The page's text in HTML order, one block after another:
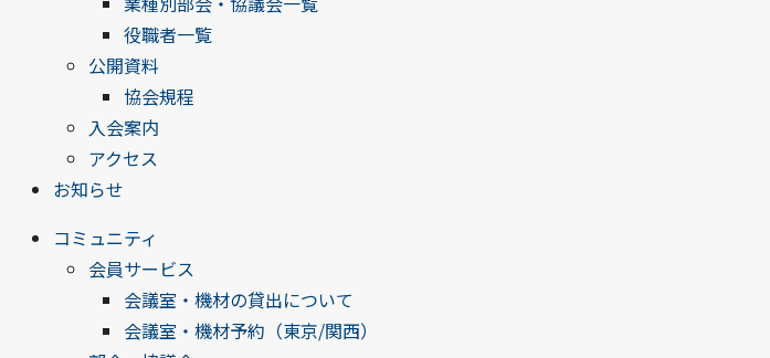
役職者一覧
公開資料
協会規程
入会案内
アクセス
お知らせ
コミュニティ
会員サービス
会議室・機材の貸出について
会議室・機材予約（東京/関西）